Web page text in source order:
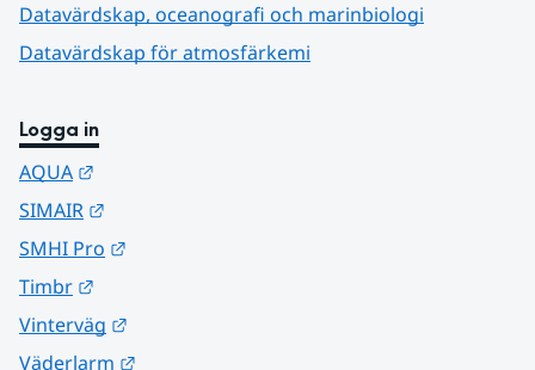
Datavärdskap, oceanografi och marinbiologi
Datavärdskap för atmosfärkemi
Logga in
AQUA
SIMAIR
SMHI Pro
Timbr
Vinterväg
Väderlarm